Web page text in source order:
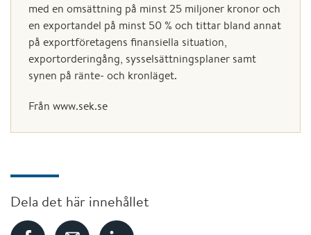
med en omsättning på minst 25 miljoner kronor och
en exportandel på minst 50 % och tittar bland annat
på exportföretagens finansiella situation,
exportorderingång, sysselsättningsplaner samt
synen på ränte- och kronläget.
Från www.sek.se
Dela det här innehållet